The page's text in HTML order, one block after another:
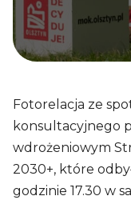
Fotorelacja ze
konsultacyjnego
wdrożeniowym
2030+, które
godzinie 17.30 w